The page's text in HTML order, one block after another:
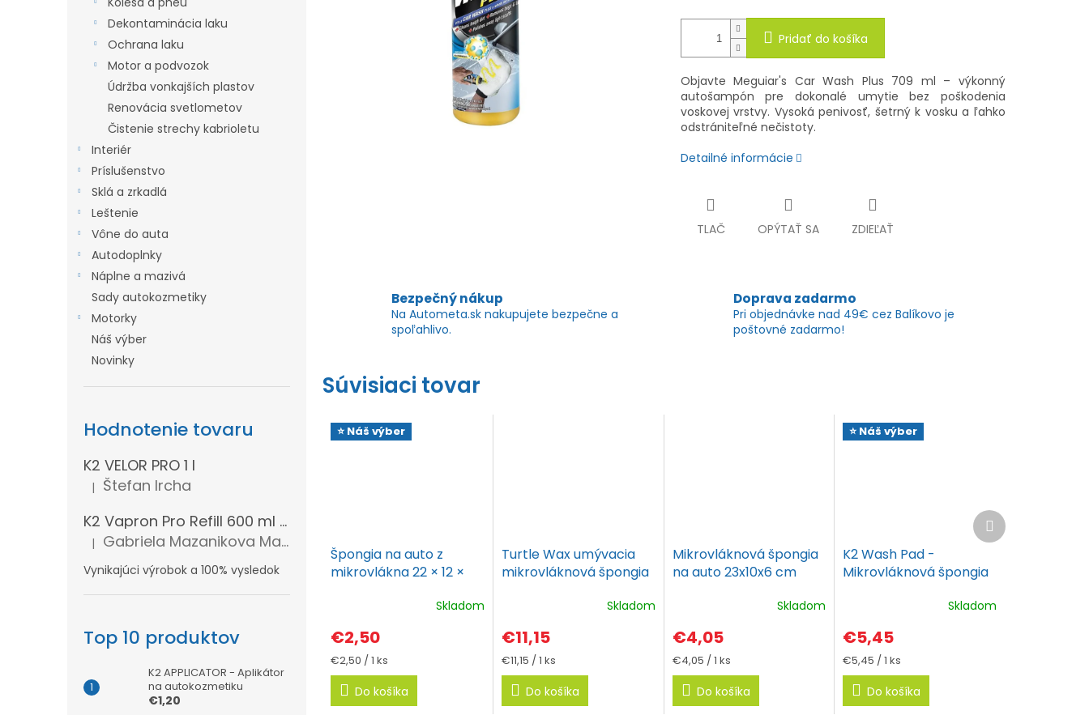
Dekontaminácia laku
Ochrana laku
Motor a podvozok
Údržba vonkajších plastov
Renovácia svetlometov
Čistenie strechy kabrioletu
Interiér
Príslušenstvo
Sklá a zrkadlá
Leštenie
Vône do auta
Autodoplnky
Náplne a mazivá
Sady autokozmetiky
Motorky
Náš výber
Novinky
Hodnotenie tovaru
K2 VELOR PRO 1 l
Hodnotenie produktu je 5 z 5 hviezdičiek.
| Štefan Ircha
K2 Vapron Pro Refill 600 ml - Náhradná náplň
Hodnotenie produktu je 5 z 5 hviezdičiek.
| Gabriela Mazanikova Mazanikova
Vynikajúci výrobok a 100% vysledok
Top 10 produktov
K2 APPLICATOR - Aplikátor
na autokozmetiku
€1,20
Pridať do košíka
Objavte Meguiar's Car Wash Plus 709 ml – výkonný
autošampón pre dokonalé umytie bez poškodenia
voskovej vrstvy. Vysoká penivosť, šetrný k vosku a ľahko
odstrániteľné nečistoty.
Detailné informácie
TLAČ OPÝTAŤ SA ZDIEĽAŤ
Bezpečný nákup
Na Autometa.sk nakupujete bezpečne a
spoľahlivo.
Doprava zadarmo
Pri objednávke nad 49€ cez Balíkovo je
poštovné zadarmo!
Súvisiaci tovar
⭐ Náš výber
Špongia na auto z
mikrovlákna 22 × 12 ×
Skladom
€2,50
Jednotková
cena:
€2,50 / 1 ks
Do košíka
Turtle Wax umývacia
mikrovláknová špongia
Skladom
€11,15
Jednotková
cena:
€11,15 / 1 ks
Do košíka
Mikrovláknová špongia
na auto 23x10x6 cm
Skladom
€4,05
Jednotková
cena:
€4,05 / 1 ks
Do košíka
⭐ Náš výber
K2 Wash Pad -
Mikrovláknová špongia
Skladom
€5,45
Jednotková
cena:
€5,45 / 1 ks
Do košíka
Ďalší
produkt